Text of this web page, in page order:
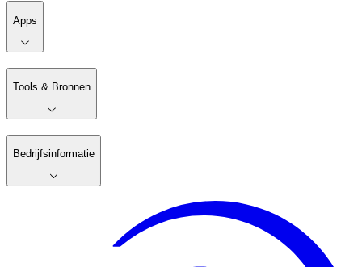
Apps
Tools & Bronnen
Bedrijfsinformatie